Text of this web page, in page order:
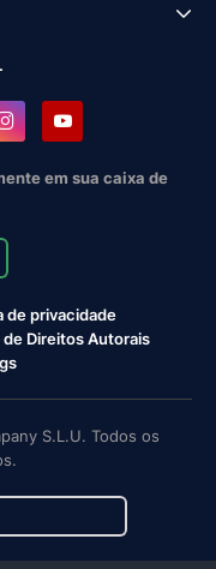
em sua caixa de
de privacidade
Direitos Autorais
S.L.U. Todos os